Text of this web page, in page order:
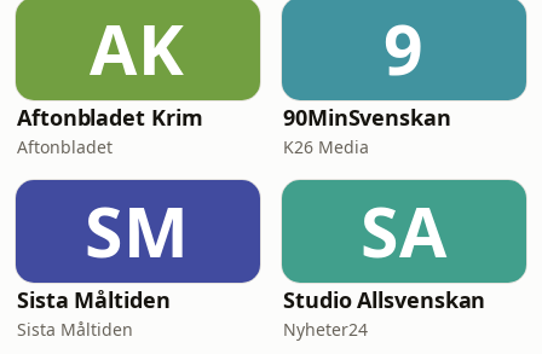
AK
Aftonbladet Krim
Aftonbladet
9
90MinSvenskan
K26 Media
SM
Sista Måltiden
Sista Måltiden
SA
Studio Allsvenskan
Nyheter24